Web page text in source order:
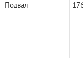
Подвал